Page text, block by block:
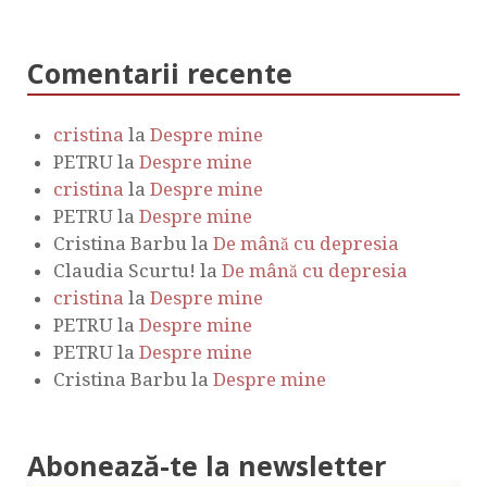
Comentarii recente
cristina la Despre mine
PETRU la Despre mine
cristina la Despre mine
PETRU la Despre mine
Cristina Barbu la De mână cu depresia
Claudia Scurtu! la De mână cu depresia
cristina la Despre mine
PETRU la Despre mine
PETRU la Despre mine
Cristina Barbu la Despre mine
Abonează-te la newsletter